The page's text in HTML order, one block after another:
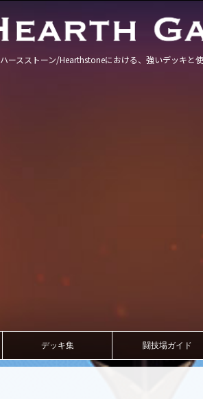
ハースストーン/Hearthstoneにおける、強いデッキと
デッキ集 闘技場ガイド